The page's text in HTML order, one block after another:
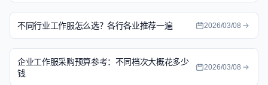
不同行业工作服怎么选？各行各业推荐一遍 2026/03/08
企业工作服采购预算参考：不同档次大概花多少
钱
2026/03/08